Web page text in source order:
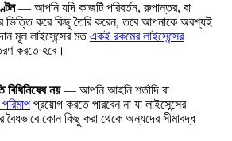
— আপনি যদি কাজটি পরিবর্তন, রুপান্তর, বা
ভিত্তি করে কিছু তৈরি করেন, তবে আপনাকে অবশ্যই
মূল লাইসেন্সের মতএকই রকমের লাইসেন্সের
করতে হবে।
নয়— আপনি আইনি শর্তাদি বা
প্রয়োগ করতে পারবেন না যা লাইসেন্সের
কোন কিছু করা থেকে অন্যদের সীমাবদ্ধ